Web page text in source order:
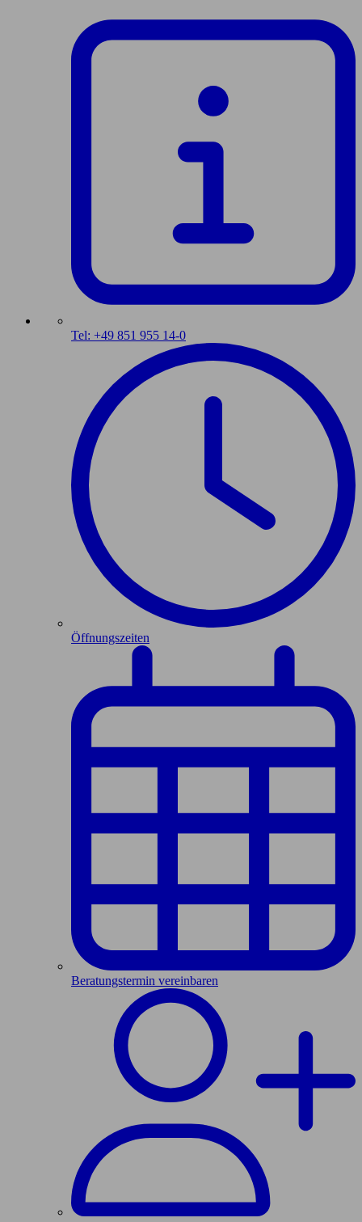
Tel: +49 851 955 14-0
Öffnungszeiten
Beratungstermin vereinbaren